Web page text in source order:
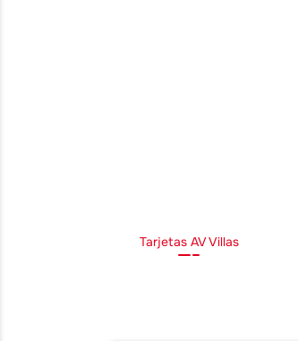
Tarjetas AV Villas